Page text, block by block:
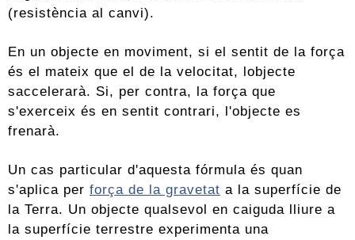
(resistència al canvi).
En un objecte en moviment, si el sentit de la força
és el mateix que el de la velocitat, lobjecte
saccelerarà. Si, per contra, la força que
s'exerceix és en sentit contrari, l'objecte es
frenarà.
Un cas particular d'aquesta fórmula és quan
s'aplica per força de la gravetat a la superfície de
la Terra. Un objecte qualsevol en caiguda lliure a
la superfície terrestre experimenta una